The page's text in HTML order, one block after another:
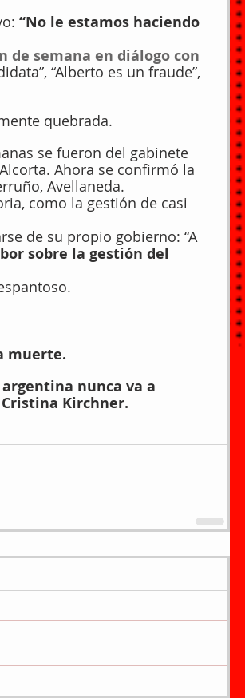
“No le estamos haciendo
de semana en diálogo con
“Alberto es un fraude”,
quebrada.
se fueron del gabinete
Ahora se confirmó la
Avellaneda.
como la gestión de casi
de su propio gobierno: “A
sobre la gestión del
muerte.
nunca va a
Kirchner.